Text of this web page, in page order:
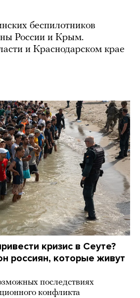
беспилотников
России и Крым.
и Краснодарском крае
кризис в Сеуте?
россиян, которые живут
последствиях
конфликта